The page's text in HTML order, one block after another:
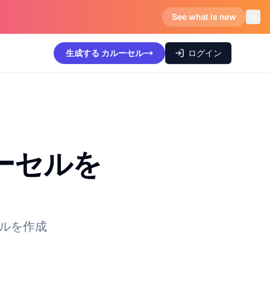
See what is new
生成する カルーセル ログイン
セルを
を作成